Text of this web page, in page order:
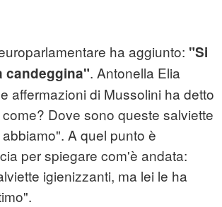
ha aggiunto: "Si
candeggina". Antonella Elia
affermazioni di Mussolini ha detto
Dove sono queste salviette
A quel punto è
per spiegare com'è andata:
igienizzanti, ma lei le ha